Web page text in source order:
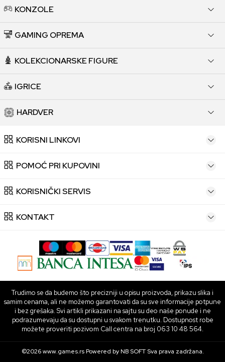
KONZOLE
GAMING OPREMA
KOLEKCIONARSKE FIGURE
IGRICE
HARDVER
KORISNI LINKOVI
POMOĆ PRI KUPOVINI
KORISNIČKI SERVIS
KONTAKT
Trudimo se da budemo što precizniji u opisu proizvoda, prikazu slika i
samim cenama, ali ne možemo garantovati da su sve informacije potpune
i bez grešaka. Svi artikli prikazani na sajtu su deo naše ponude i ne
podrazumevaju da su dostupni u svakom trenutku. Dostupnost robe
možete proveriti pozivom Call centra na broj 063 10 48 564.
©2026www.games.rs Powered byNB SOFTSva prava zadržana.